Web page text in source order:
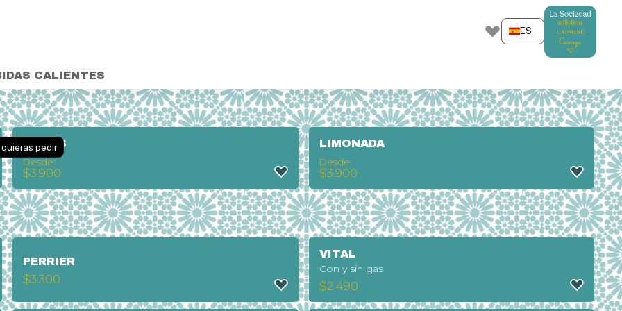
ES
CALIENTES
JUGOS
Desde:
$3.900
LIMONADA
Desde:
$3.900
PERRIER
$3.300
VITAL
Con y sin gas
$2.490
pedir